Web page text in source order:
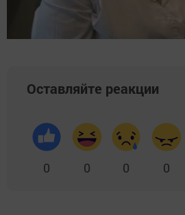
Оставляйте реакции
0 0 0 0